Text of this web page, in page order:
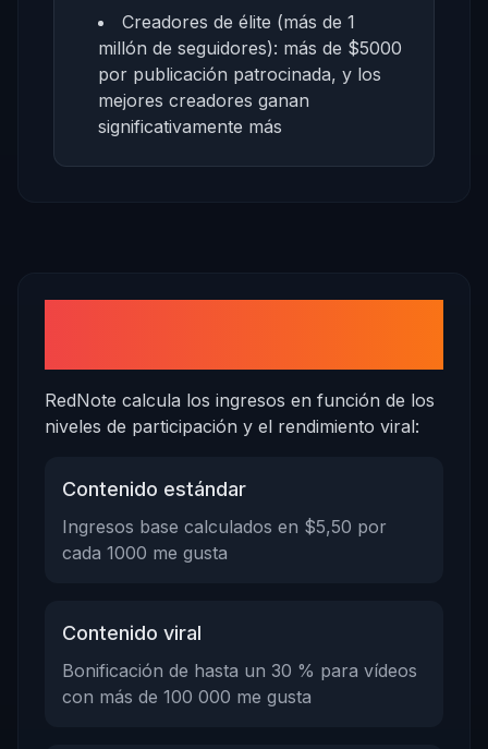
Creadores de élite (más de 1
millón de seguidores): más de $5000
por publicación patrocinada, y los
mejores creadores ganan
significativamente más
RedNote calcula los ingresos en función de los
niveles de participación y el rendimiento viral:
Contenido estándar
Ingresos base calculados en $5,50 por
cada 1000 me gusta
Contenido viral
Bonificación de hasta un 30 % para vídeos
con más de 100 000 me gusta